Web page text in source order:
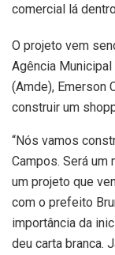
comercial lá
O projeto vem
Agência
(Amde), Emerson
construir um
“Nós vamos
Campos. Será um
um projeto que
com o prefeito
importância da
deu carta branca.